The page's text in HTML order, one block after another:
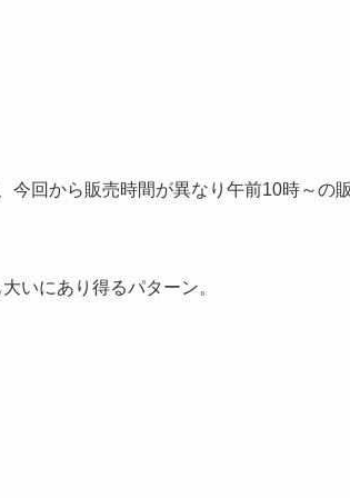
今回から販売時間が異なり午前10時～の
いにあり得るパターン。